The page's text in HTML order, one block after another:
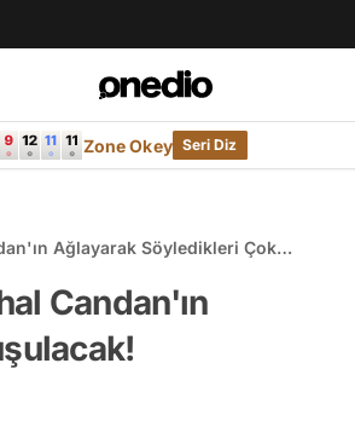
Zone Okey Seri Diz
Ağlayarak Söyledikleri Çok
Candan'ın